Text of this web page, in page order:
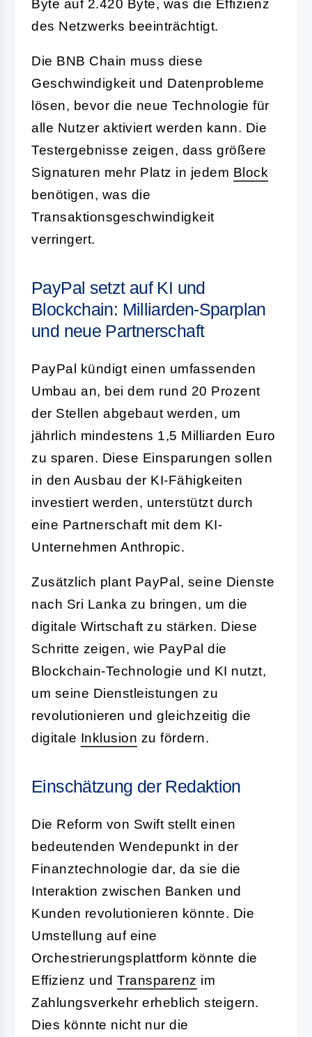
Byte auf 2.420 Byte, was die Effizienz
des Netzwerks beeinträchtigt.
Die BNB Chain muss diese
Geschwindigkeit und Datenprobleme
lösen, bevor die neue Technologie für
alle Nutzer aktiviert werden kann. Die
Testergebnisse zeigen, dass größere
Signaturen mehr Platz in jedem Block
benötigen, was die
Transaktionsgeschwindigkeit
verringert.
PayPal setzt auf KI und
Blockchain: Milliarden-Sparplan
und neue Partnerschaft
PayPal kündigt einen umfassenden
Umbau an, bei dem rund 20 Prozent
der Stellen abgebaut werden, um
jährlich mindestens 1,5 Milliarden Euro
zu sparen. Diese Einsparungen sollen
in den Ausbau der KI-Fähigkeiten
investiert werden, unterstützt durch
eine Partnerschaft mit dem KI-
Unternehmen Anthropic.
Zusätzlich plant PayPal, seine Dienste
nach Sri Lanka zu bringen, um die
digitale Wirtschaft zu stärken. Diese
Schritte zeigen, wie PayPal die
Blockchain-Technologie und KI nutzt,
um seine Dienstleistungen zu
revolutionieren und gleichzeitig die
digitale Inklusion zu fördern.
Einschätzung der Redaktion
Die Reform von Swift stellt einen
bedeutenden Wendepunkt in der
Finanztechnologie dar, da sie die
Interaktion zwischen Banken und
Kunden revolutionieren könnte. Die
Umstellung auf eine
Orchestrierungsplattform könnte die
Effizienz und Transparenz im
Zahlungsverkehr erheblich steigern.
Dies könnte nicht nur die